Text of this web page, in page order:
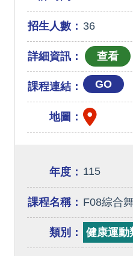
招生人數： 36
詳細資訊：
課程連結： GO
地圖：
年度： 115
課程名稱： F08綜合
類別： 健康運動